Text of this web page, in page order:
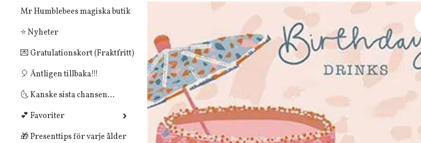
Mr Humblebees magiska butik
⭐ Nyheter
💌 Gratulationskort (Fraktfritt)
🎈 Äntligen tillbaka!!!
🌜 Kanske sista chansen...
💕 Favoriter
🎁 Presenttips för varje ålder